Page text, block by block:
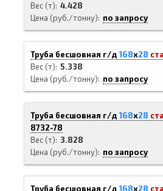
Вес (т) 4.428
Цена (руб./тонну)
по запросу
Труба бесшовная г/д168х28
Вес (т) 5.338
Цена (руб./тонну)
по запросу
Труба бесшовная г/д168х28
8732-78
Вес (т)
3.828
Цена (руб./тонну)
по запросу
Труба бесшовная г/д168х28